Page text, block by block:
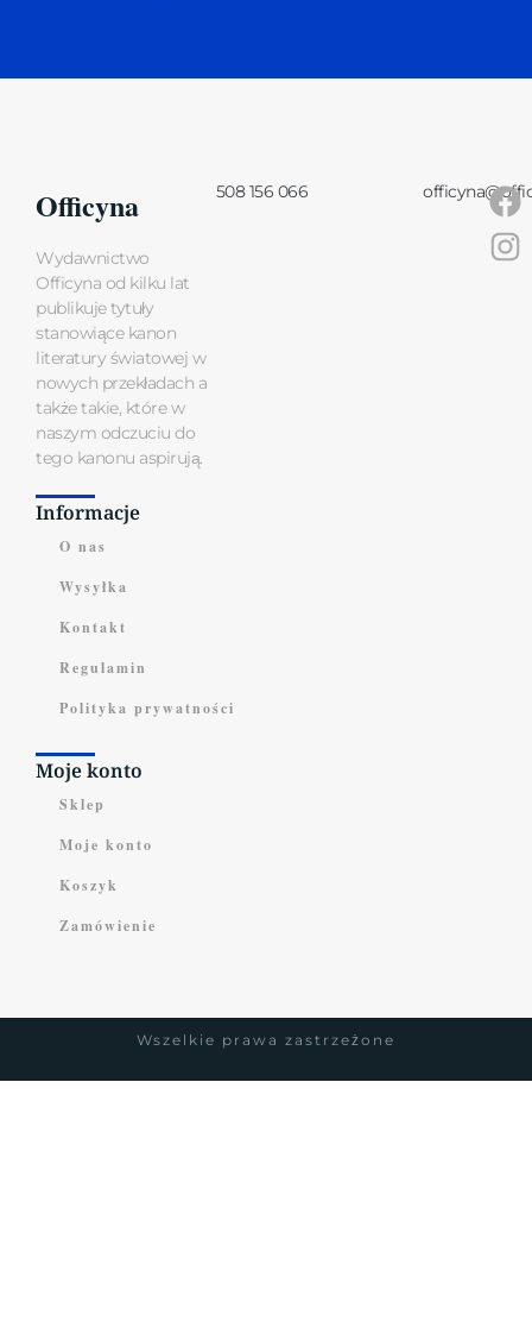
Officyna
Wydawnictwo
Officyna od kilku lat
publikuje tytuły
stanowiące kanon
literatury światowej w
nowych przekładach a
także takie, które w
naszym odczuciu do
tego kanonu aspirują.
508 156 066
Informacje
O nas
Wysyłka
Kontakt
Regulamin
Polityka prywatności
Moje konto
Sklep
Moje konto
Koszyk
Zamówienie
Wszelkie prawa zastrzeżone